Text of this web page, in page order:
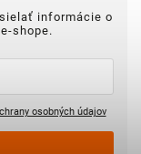
informácie o
shope.
osobných údajov